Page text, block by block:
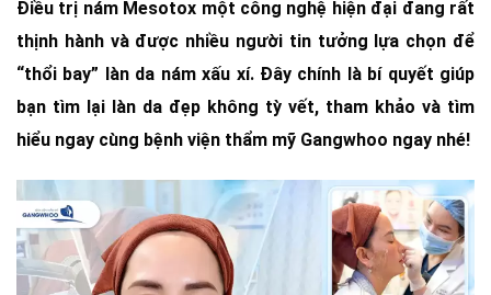
Điều trị nám Mesotox một công nghệ hiện đại đang rất
thịnh hành và được nhiều người tin tưởng lựa chọn để
“thổi bay” làn da nám xấu xí. Đây chính là bí quyết giúp
bạn tìm lại làn da đẹp không tỳ vết, tham khảo và tìm
hiểu ngay cùng bệnh viện thẩm mỹ Gangwhoo ngay nhé!